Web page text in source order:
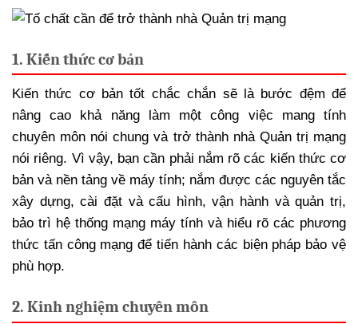
1. Kiến thức cơ bản
Kiến thức cơ bản tốt chắc chắn sẽ là bước đệm để
nâng cao khả năng làm một công việc mang tính
chuyên môn nói chung và trở thành nhà Quản trị mạng
nói riêng. Vì vậy, bạn cần phải nắm rõ các kiến thức cơ
bản và nền tảng về máy tính; nắm được các nguyên tắc
xây dựng, cài đặt và cấu hình, vận hành và quản trị,
bảo trì hệ thống mạng máy tính và hiểu rõ các phương
thức tấn công mạng để tiến hành các biện pháp bảo vệ
phù hợp.
2. Kinh nghiệm chuyên môn